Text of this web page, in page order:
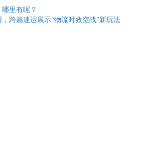
里有呢？
跨越速运展示“物流时效空战”新玩法